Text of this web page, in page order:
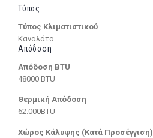
Τύπος
Τύπος Κλιματιστικού
Καναλάτο
Απόδοση
Απόδοση BTU
48000 BTU
Θερμική Απόδοση
62.000BTU
Χώρος Κάλυψης (Κατά Προσέγγιση)